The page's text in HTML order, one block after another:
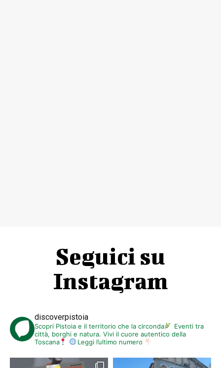
Seguici su
Instagram
discoverpistoia
Scopri Pistoia e il territorio che la circonda
Eventi tra
città, borghi e natura. Vivi il cuore autentico della
Toscana
Leggi l’ultimo numero